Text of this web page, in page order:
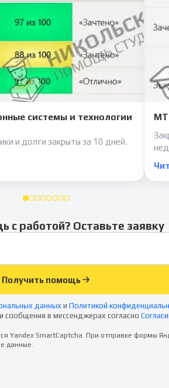
системы и технологии
и долги закрыты за 10 дней.
с работой? Оставьте заявку
Получить помощь
данных и Политикой
сообщения в мессенджерах согласно
Yandex SmartCaptcha. При отправке формы
данные.